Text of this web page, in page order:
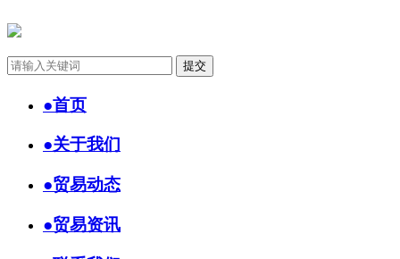
●首页
●关于我们
●贸易动态
●贸易资讯